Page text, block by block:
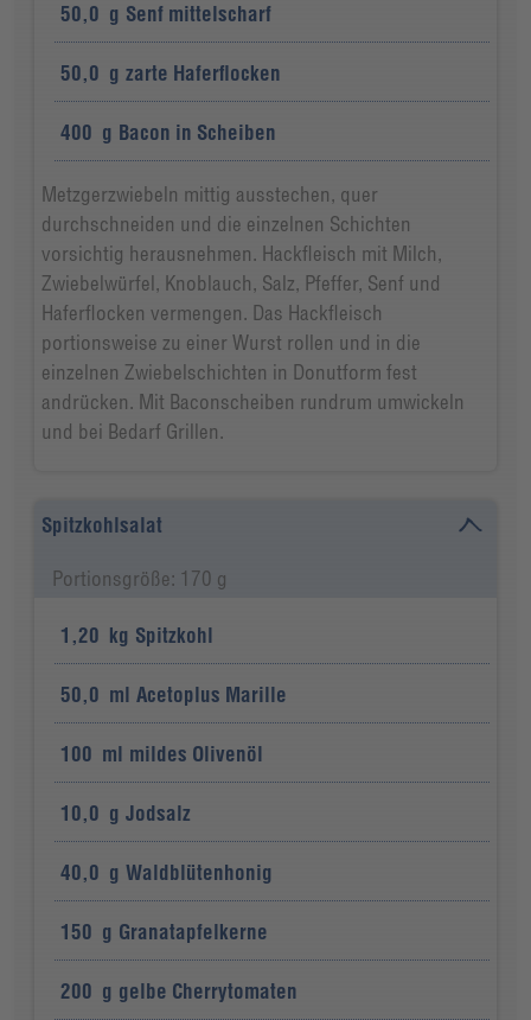
50,0 g Senf mittelscharf
50,0 g zarte Haferflocken
400 g Bacon in Scheiben
Metzgerzwiebeln mittig ausstechen, quer
durchschneiden und die einzelnen Schichten
vorsichtig herausnehmen. Hackfleisch mit Milch,
Zwiebelwürfel, Knoblauch, Salz, Pfeffer, Senf und
Haferflocken vermengen. Das Hackfleisch
portionsweise zu einer Wurst rollen und in die
einzelnen Zwiebelschichten in Donutform fest
andrücken. Mit Baconscheiben rundrum umwickeln
und bei Bedarf Grillen.
Spitzkohlsalat
Portionsgröße: 170 g
1,20 kg Spitzkohl
50,0 ml Acetoplus Marille
100 ml mildes Olivenöl
10,0 g Jodsalz
40,0 g Waldblütenhonig
150 g Granatapfelkerne
200 g gelbe Cherrytomaten